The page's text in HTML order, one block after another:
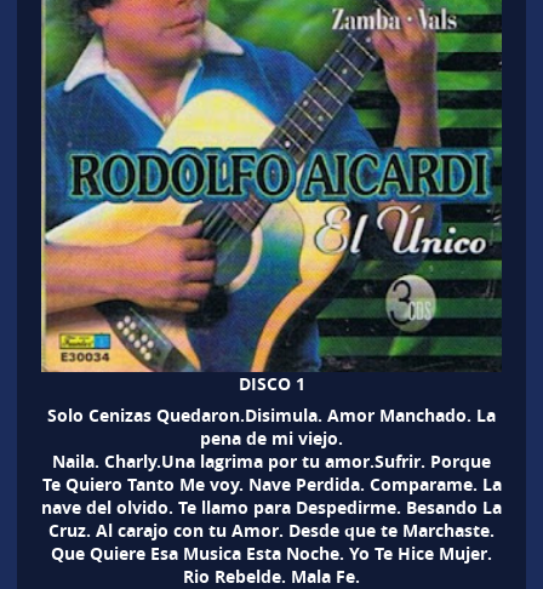
DISCO 1
Solo Cenizas Quedaron.Disimula. Amor Manchado. La
pena de mi viejo.
Naila. Charly.Una lagrima por tu amor.Sufrir. Porque
Te Quiero Tanto Me voy. Nave Perdida. Comparame. La
nave del olvido. Te llamo para Despedirme. Besando La
Cruz. Al carajo con tu Amor. Desde que te Marchaste.
Que Quiere Esa Musica Esta Noche. Yo Te Hice Mujer.
Rio Rebelde. Mala Fe.